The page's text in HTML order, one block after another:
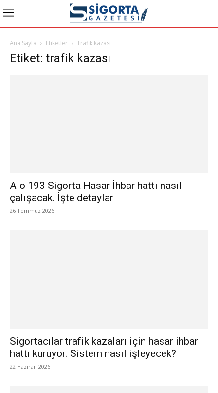
Ana Sayfa Etiketler Trafik kazası
Etiket: trafik kazası
Alo 193 Sigorta Hasar İhbar hattı nasıl
çalışacak. İşte detaylar
26 Temmuz 2026
Sigortacılar trafik kazaları için hasar ihbar
hattı kuruyor. Sistem nasıl işleyecek?
22 Haziran 2026